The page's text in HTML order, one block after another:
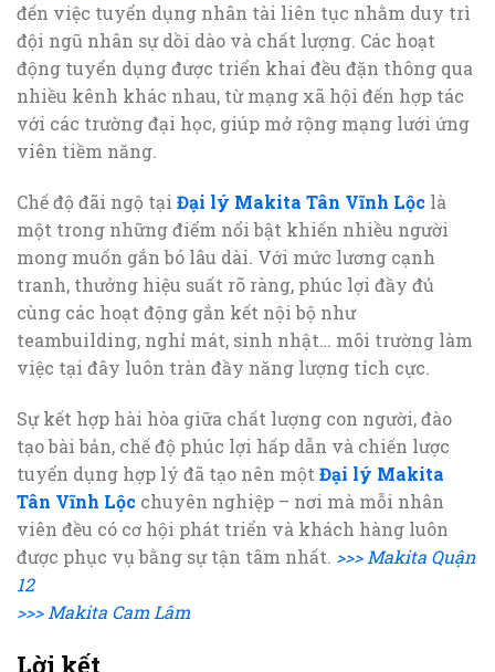
đến việc tuyển dụng nhân tài liên tục nhằm duy trì
đội ngũ nhân sự dồi dào và chất lượng. Các hoạt
động tuyển dụng được triển khai đều đặn thông qua
nhiều kênh khác nhau, từ mạng xã hội đến hợp tác
với các trường đại học, giúp mở rộng mạng lưới ứng
viên tiềm năng.
Chế độ đãi ngộ tại Đại lý Makita Tân Vĩnh Lộc là
một trong những điểm nổi bật khiến nhiều người
mong muốn gắn bó lâu dài. Với mức lương cạnh
tranh, thưởng hiệu suất rõ ràng, phúc lợi đầy đủ
cùng các hoạt động gắn kết nội bộ như
teambuilding, nghỉ mát, sinh nhật… môi trường làm
việc tại đây luôn tràn đầy năng lượng tích cực.
Sự kết hợp hài hòa giữa chất lượng con người, đào
tạo bài bản, chế độ phúc lợi hấp dẫn và chiến lược
tuyển dụng hợp lý đã tạo nên một Đại lý Makita
Tân Vĩnh Lộc chuyên nghiệp – nơi mà mỗi nhân
viên đều có cơ hội phát triển và khách hàng luôn
được phục vụ bằng sự tận tâm nhất. >>> Makita Quận
12
>>> Makita Cam Lâm
Lời kết